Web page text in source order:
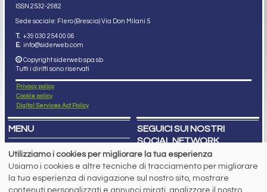
ISSN 2532-2982
Sede sociale: Flero (Brescia) Via Don Milani 5
T. +39 030 254 00 06
E. info@siderweb.com
Copyright siderweb spa sb
Tutti i diritti sono riservati
Privacy policy
Cookie policy
Digital Services Act Policy
MENU
PREZZI ITALIA
MERCATI
SERVIZI
SEGUICI SUI NOSTRI
SOCIAL NETWORK
Utilizziamo i cookies per migliorare la tua esperienza
Usiamo i cookies e altre tecniche di tracciamento per migliorare
la tua esperienza di navigazione sul nostro sito, mostrare
contenuti personalizzati e annunci mirati, analizzare il nostro